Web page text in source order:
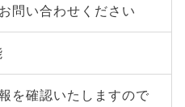
問い合わせください
を確認いたしますので